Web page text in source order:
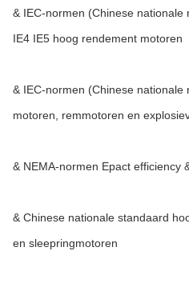
& IEC-normen (Chinese nationale
IE4 IE5 hoog rendement motoren
& IEC-normen (Chinese
motoren, remmotoren en
& NEMA-normen Epact efficiency
& Chinese nationale standaard
en sleepringmotoren